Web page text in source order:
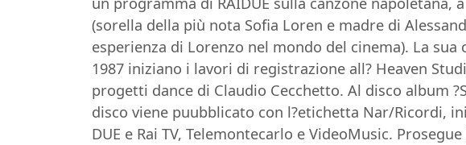
(sorella della più nota Sofia Loren e madre di
esperienza di Lorenzo nel mondo del cinema). La
1987 iniziano i lavori di registrazione all? Heaven
progetti dance di Claudio Cecchetto. Al disco album
disco viene puubblicato con l?etichetta Nar/Ricordi,
DUE e Rai TV, Telemontecarlo e VideoMusic.